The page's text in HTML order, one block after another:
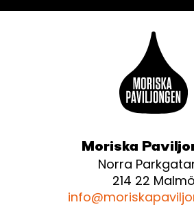
Moriska
Norra
214 22 Malmö